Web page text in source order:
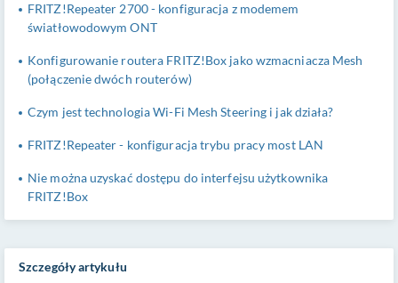
Szczegóły artykułu
FRITZ!Repeater 2700 - konfiguracja z modemem
światłowodowym ONT
Konfigurowanie routera FRITZ!Box jako wzmacniacza Mesh
(połączenie dwóch routerów)
Czym jest technologia Wi-Fi Mesh Steering i jak działa?
FRITZ!Repeater - konfiguracja trybu pracy most LAN
Nie można uzyskać dostępu do interfejsu użytkownika
FRITZ!Box